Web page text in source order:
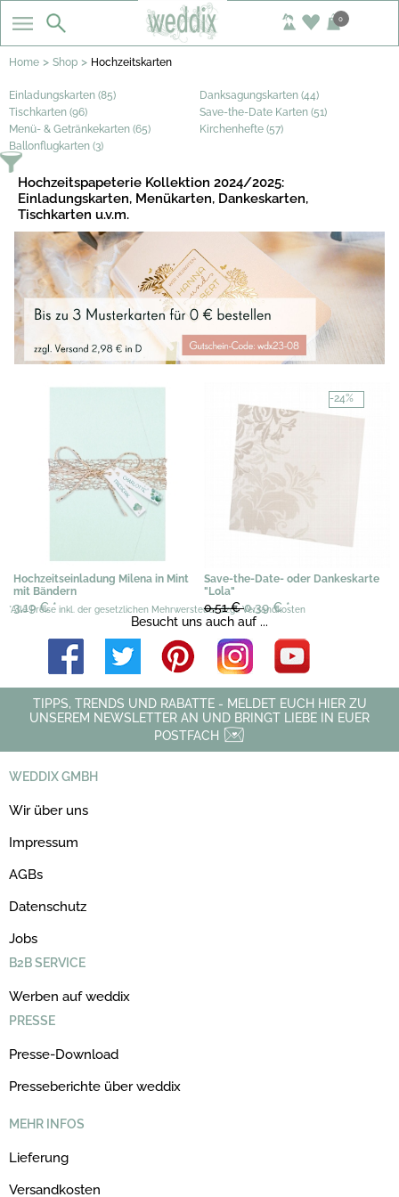
0
Home > Shop > Hochzeitskarten
Einladungskarten (85)
Danksagungskarten (44)
Tischkarten (96)
Save-the-Date Karten (51)
Menü- & Getränkekarten (65)
Kirchenhefte (57)
Ballonflugkarten (3)
Hochzeitspapeterie Kollektion 2024/2025:
Einladungskarten, Menükarten, Dankeskarten,
Tischkarten u.v.m.
Hochzeitseinladung Milena in Mint
mit Bändern
3,19 €*
-24%
Save-the-Date- oder Dankeskarte
"Lola"
0,51 €0,39 €*
*Alle Preise inkl. der gesetzlichen Mehrwersteuer, zzgl. Versandkosten
Besucht uns auch auf ...
TIPPS, TRENDS UND RABATTE - MELDET EUCH HIER ZU
UNSEREM NEWSLETTER AN UND BRINGT LIEBE IN EUER
POSTFACH
WEDDIX GMBH
Wir über uns
Impressum
AGBs
Datenschutz
Jobs
B2B SERVICE
Werben auf weddix
PRESSE
Presse-Download
Presseberichte über weddix
MEHR INFOS
Lieferung
Versandkosten